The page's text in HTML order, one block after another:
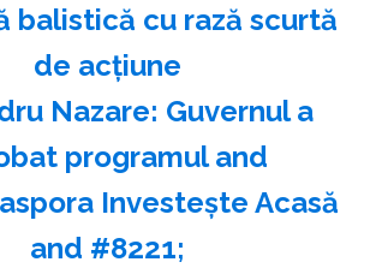
balistică cu rază scurtă
de acţiune
Nazare: Guvernul a
programul and
Investeşte Acasă
and #8221;